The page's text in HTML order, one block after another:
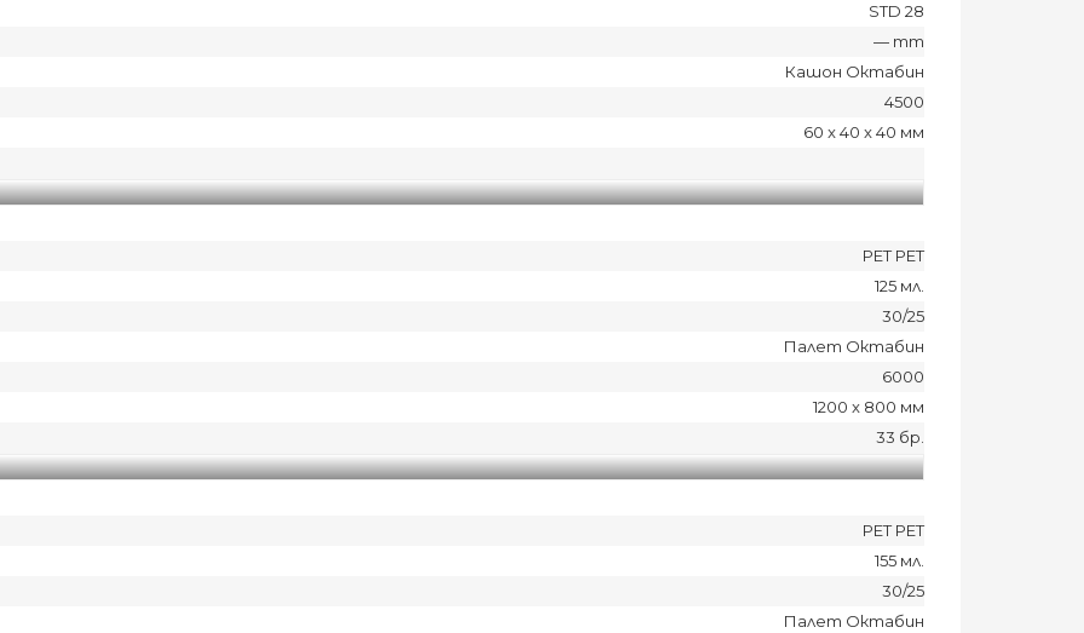
STD 28
— mm
Кашон Октабин
4500
60 x 40 x 40 мм
PET PET
125 мл.
30/25
Палет Октабин
6000
1200 x 800 мм
33 бр.
PET PET
155 мл.
30/25
Палет Октабин